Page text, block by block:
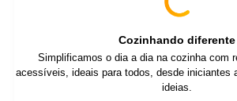
Cozinhando diferente
Simplificamos o dia a dia na cozinha com
acessíveis, ideais para todos, desde iniciantes
ideias.